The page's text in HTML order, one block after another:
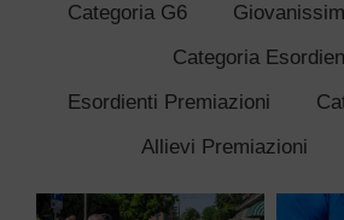
Categoria G6
Categoria
Esordienti Premiazioni
Allievi Premiazioni